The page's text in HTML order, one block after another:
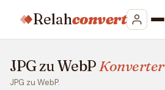
Relahconvert
JPG zu WebPKonverter
JPG zu WebP.